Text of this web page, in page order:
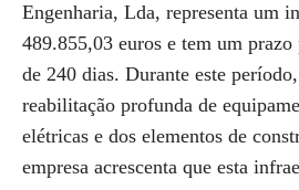
Engenharia, Lda, representa um
489.855,03 euros e tem um prazo
de 240 dias. Durante este
reabilitação profunda de
elétricas e dos elementos de
empresa acrescenta que esta